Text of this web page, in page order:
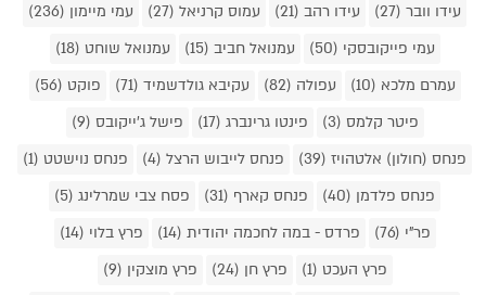
עידו וובר (27)
עידו רהב (21) עמוס קרניאל (27)
עמי מיימון (236)
עמי פייקובסקי (50)
עמנואל חביב (15)
עמנואל שוחט (18)
עמרם מלכא (10)
עפולה (82) עקיבא גולדשמיד (71)
פוקט (56)
פיטר קלמס (3)
פינטו גרינברג (17)
פישל ג'ייקובס (9)
פנחס (חולון) אלטהויז (39)
פנחס לייבוש הרצל (4)
פנחס נוישטט (1)
פנחס פלדמן (40)
פנחס קארף (31)
פסח צבי שמרלינג (5)
פר"י (76)
פרדס - במה לחכמה יהודית (14)
פרץ בלוי (14)
פרץ העכט (1)
פרץ חן (24)
פרץ מוצקין (9)